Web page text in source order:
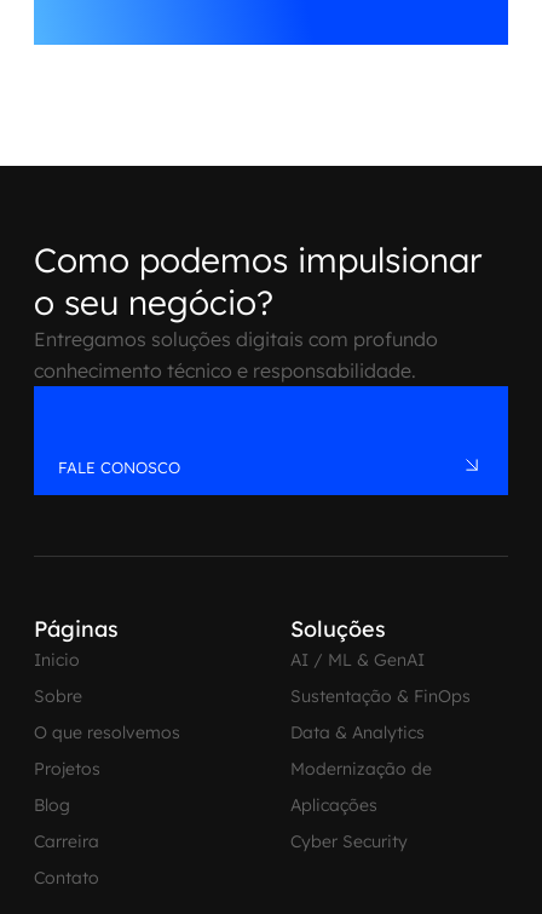
Como podemos impulsionar
o seu negócio?
Entregamos soluções digitais com profundo
conhecimento técnico e responsabilidade.
FALE CONOSCO
Páginas
Inicio
Sobre
O que resolvemos
Projetos
Blog
Carreira
Contato
Soluções
AI / ML & GenAI
Sustentação & FinOps
Data & Analytics
Modernização de
Aplicações
Cyber Security